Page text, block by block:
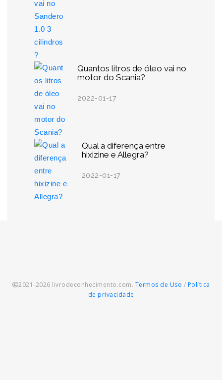
Quantos litros de óleo vai no
motor do Scania?
2022-01-17
Qual a diferença entre
hixizine e Allegra?
2022-01-17
2021-2026 livrodeconhecimento.com. Termos de Uso / Política
de privacidade